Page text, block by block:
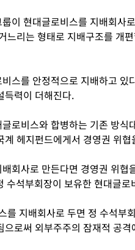
이 현대글로비스를 지배회사
느리는 형태로 지배구조를 개
스를 안정적으로 지배하고 있
득력이 더해진다.
로비스와 합병하는 기존 방식
계 헤지펀드에게서 경영권 위
회사로 만든다면 경영권 위협
수석부회장이 보유한 현대글
를 지배회사로 두면 정 수석부
으로써 외부주주의 잠재적 공